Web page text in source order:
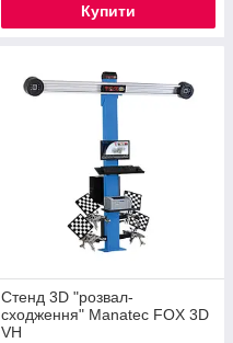
Купити
Стенд 3D "розвал-
сходження" Manatec FOX 3D
VH